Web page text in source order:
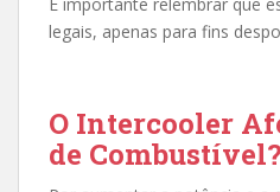
legais, apenas para fins
O Intercooler
de Combustível?